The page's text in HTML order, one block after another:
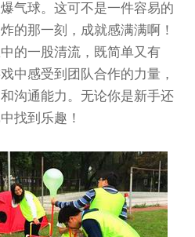
气球。这可不是一件容易的
的那一刻，成就感满满啊！
的一股清流，既简单又有
中感受到团队合作的力量，
沟通能力。无论你是新手还
找到乐趣！